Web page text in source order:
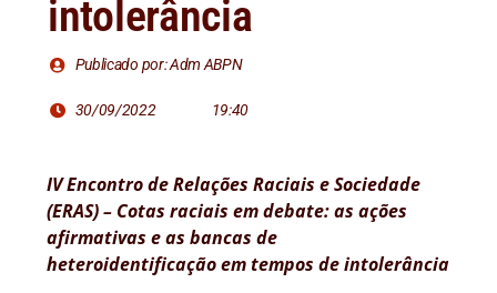
intolerância
Publicado por: Adm ABPN
30/09/2022 19:40
IV Encontro de Relações Raciais e Sociedade
(ERAS) – Cotas raciais em debate: as ações
afirmativas e as bancas de
heteroidentificação em tempos de intolerância